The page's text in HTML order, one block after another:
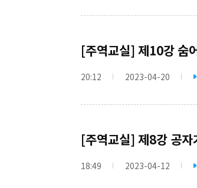
[주역교실] 제10강 숨
20:12 2023-04-20
[주역교실] 제8강 공자
18:49 2023-04-12